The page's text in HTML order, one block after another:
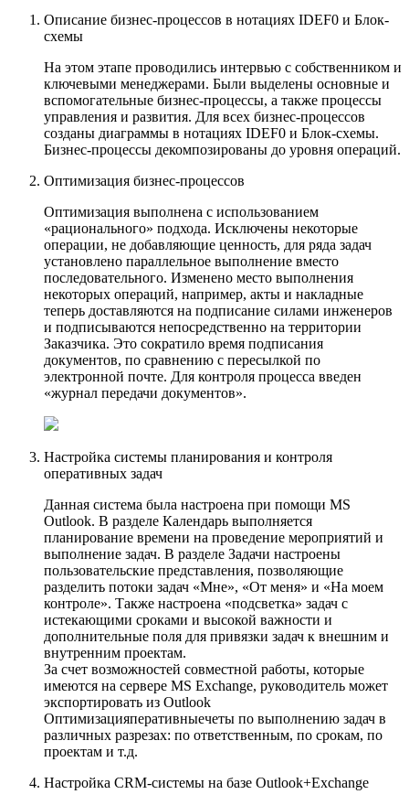
Описание бизнес-процессов в нотациях IDEF0 и Блок-
схемы
На этом этапе проводились интервью с собственником и
ключевыми менеджерами. Были выделены основные и
вспомогательные бизнес-процессы, а также процессы
управления и развития. Для всех бизнес-процессов
созданы диаграммы в нотациях IDEF0 и Блок-схемы.
Бизнес-процессы декомпозированы до уровня операций.
Оптимизация бизнес-процессов
Оптимизация выполнена с использованием
«рационального» подхода. Исключены некоторые
операции, не добавляющие ценность, для ряда задач
установлено параллельное выполнение вместо
последовательного. Изменено место выполнения
некоторых операций, например, акты и накладные
теперь доставляются на подписание силами инженеров
и подписываются непосредственно на территории
Заказчика. Это сократило время подписания
документов, по сравнению с пересылкой по
электронной почте. Для контроля процесса введен
«журнал передачи документов».
Настройка системы планирования и контроля
оперативных задач
Данная система была настроена при помощи MS
Outlook. В разделе Календарь выполняется
планирование времени на проведение мероприятий и
выполнение задач. В разделе Задачи настроены
пользовательские представления, позволяющие
разделить потоки задач «Мне», «От меня» и «На моем
контроле». Также настроена «подсветка» задач с
истекающими сроками и высокой важности и
дополнительные поля для привязки задач к внешним и
внутренним проектам.
За счет возможностей совместной работы, которые
имеются на сервере MS Exchange, руководитель может
экспортировать из Outlook
Оптимизацияперативныечеты по выполнению задач в
различных разрезах: по ответственным, по срокам, по
проектам и т.д.
Настройка CRM-системы на базе Outlook+Exchange